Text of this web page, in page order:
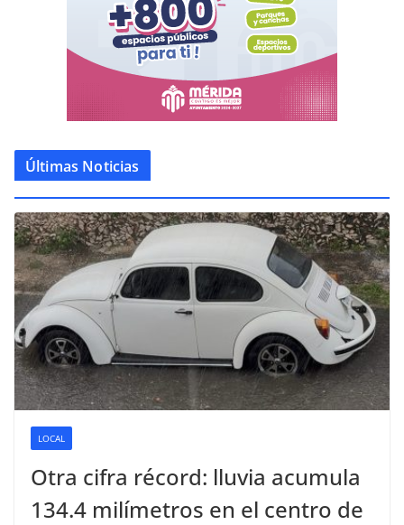
Últimas Noticias
LOCAL
Otra cifra récord: lluvia acumula
134.4 milímetros en el centro de